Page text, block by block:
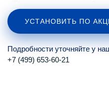
УСТАНОВИТЬ ПО
Подробности уточняйте у
+7 (499) 653-60-21